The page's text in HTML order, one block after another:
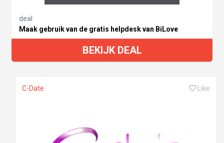
deal
Maak gebruik van de gratis helpdesk van BiLove
BEKIJK DEAL
C-Date Like